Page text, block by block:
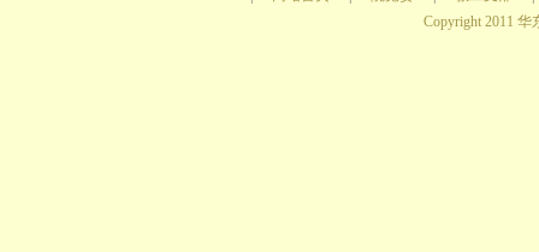
Copyright 2011 华